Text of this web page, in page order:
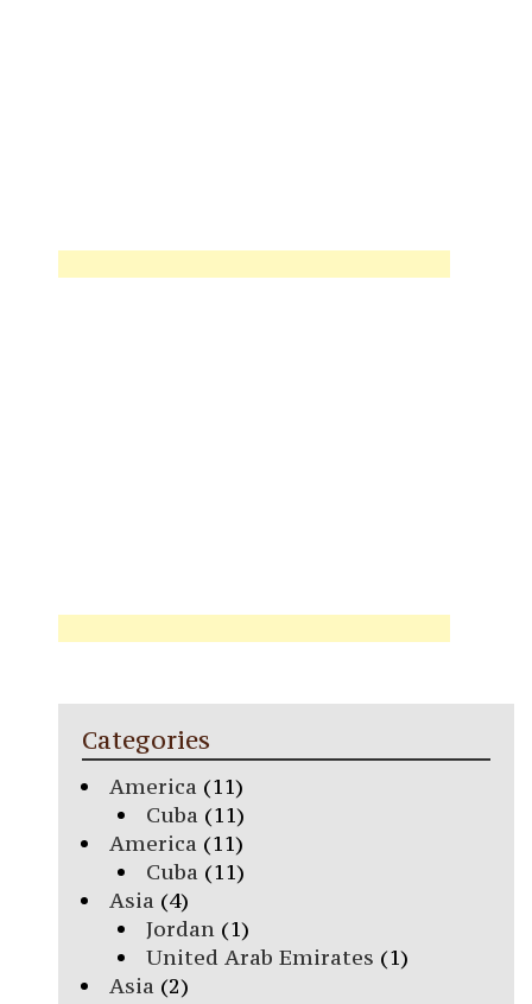
Categories
America (11)
Cuba (11)
America (11)
Cuba (11)
Asia (4)
Jordan(1)
United Arab Emirates (1)
Asia (2)